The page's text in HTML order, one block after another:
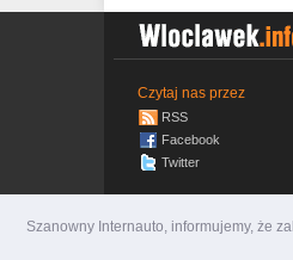
Szanowny Internauto, informujemy, że
Czytaj nas przez
RSS
Facebook
Twitter
wloclawek.info.pl